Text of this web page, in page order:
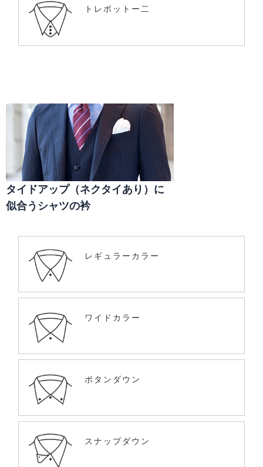
トレボットー二
タイドアップ（ネクタイあり）に
似合うシャツの衿
レギュラーカラー
ワイドカラー
ボタンダウン
スナップダウン